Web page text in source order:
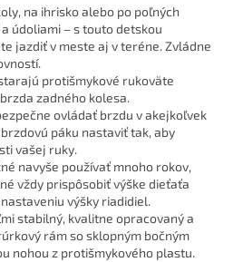
na ihrisko alebo po poľných
údoliami – s touto detskou
jazdiť v meste aj v teréne. Zvládne
protišmykové rukoväte
zadného kolesa.
ovládať brzdu v akejkoľvek
páku nastaviť tak, aby
vašej ruky.
navyše používať mnoho rokov,
vždy prispôsobiť výške dieťaťa
výšky riadidiel.
stabilný, kvalitne opracovaný a
rám so sklopným bočným
nohou z protišmykového plastu.